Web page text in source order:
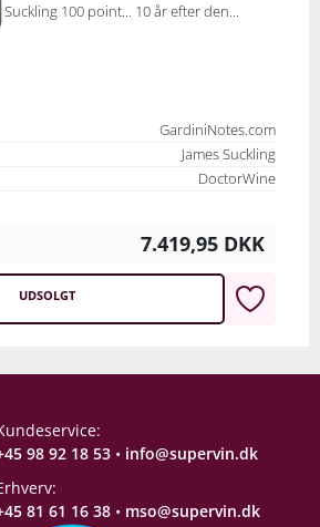
Suckling 100 point... 10 år efter den...
GardiniNotes.com
James Suckling
DoctorWine
7.419,95 DKK
UDSOLGT
98 92 18 53 • info@supervin.dk
81 61 16 38 • mso@supervin.dk